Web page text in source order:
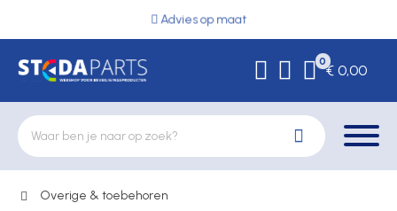
Advies op maat
0
€ 0,00
Deurbeslag
Overige & toebehoren